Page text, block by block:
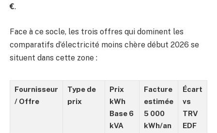
€.
Face à ce socle, les trois offres qui dominent les
comparatifs d’électricité moins chère début 2026 se
situent dans cette zone :
Fournisseur
/ Offre
Type de
prix
Prix
kWh
Base 6
kVA
Facture
estimée
5 000
kWh/an
Écart
vs
TRV
EDF